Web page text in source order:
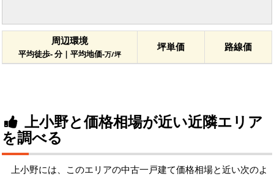
周辺環境
平均徒歩- 分 | 平均地価-万/坪
坪単価 路線価
上小野と価格相場が近い近隣エリア
を調べる
上小野には、このエリアの中古一戸建て価格相場と近い次のよ